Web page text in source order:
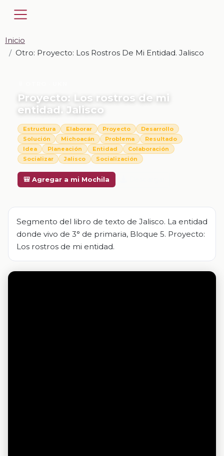
Inicio
Otro: Proyecto: Los Rostros De Mi Entidad. Jalisco
Proyecto: Los rostros de mi
entidad. Jalisco
Estructura Elaborar Proyecto
Desarrollo
Solución
Michoacán Problema
Resultado
Idea
Planeación Entidad
Colaboración
Socializar
Jalisco Socialización
🎒 Agregar a mi Mochila
Segmento del libro de texto de Jalisco. La entidad
donde vivo de 3° de primaria, Bloque 5. Proyecto:
Los rostros de mi entidad.